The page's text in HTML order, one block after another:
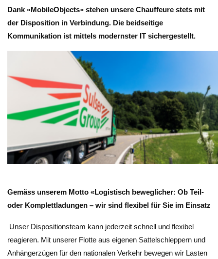
Dank «MobileObjects» stehen unsere Chauffeure stets mit
der Disposition in Verbindung. Die beidseitige
Kommunikation ist mittels modernster IT sichergestellt.
Gemäss unserem Motto «Logistisch beweglicher: Ob Teil-
oder Komplettladungen – wir sind flexibel für Sie im Einsatz
Unser Dispositionsteam kann jederzeit schnell und flexibel
reagieren. Mit unserer Flotte aus eigenen Sattelschleppern und
Anhängerzügen für den nationalen Verkehr bewegen wir Lasten